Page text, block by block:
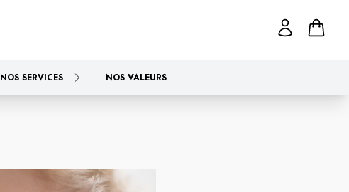
NOS SERVICES NOS VALEURS